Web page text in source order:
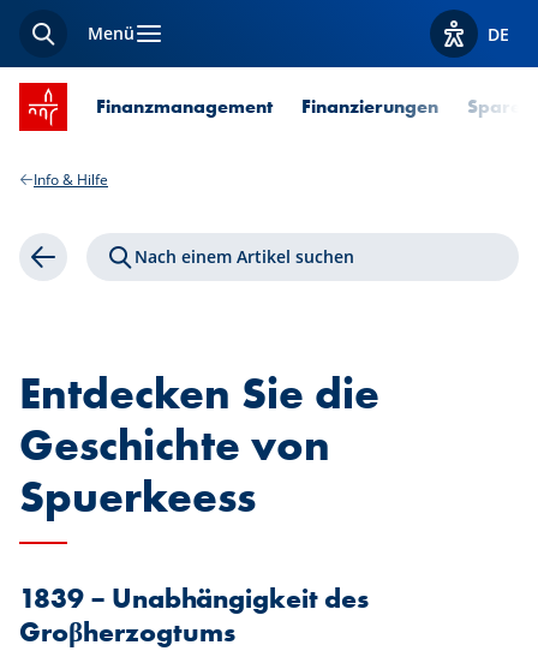
SucheMenü Optionen
DE
Startseite SPUERKEESS
Finanzmanagement Finanzierungen Sparen
Info & Hilfe
Zurück Nach einem Artikel suchen
Entdecken Sie die
Geschichte von
Spuerkeess
1839 – Unabhängigkeit des
Groβherzogtums